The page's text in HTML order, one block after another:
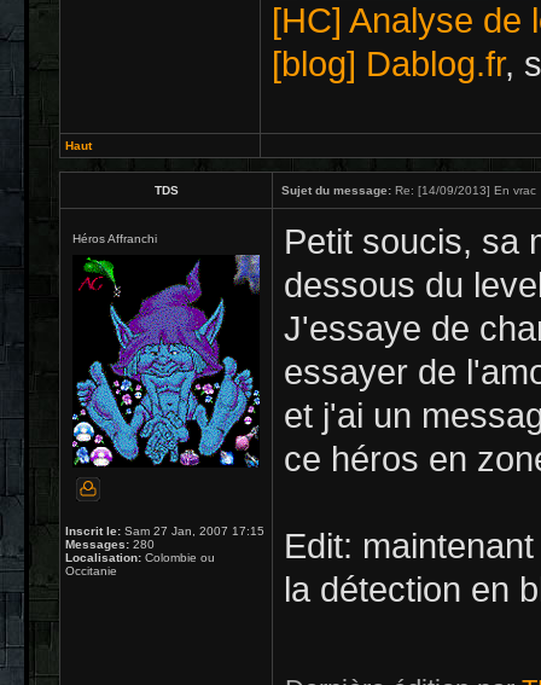
[HC] Analyse de
[blog] Dablog.fr,
Haut
TDS Sujet du message: Re: [14/09/2013] En vrac
Héros Affranchi
Inscrit le: Sam 27 Jan, 2007 17:15
Messages: 280
Localisation: Colombie ou
Occitanie
Petit soucis, sa
dessous du
J'essaye de
essayer de
et j'ai un
ce héros en
Edit:
la détection en